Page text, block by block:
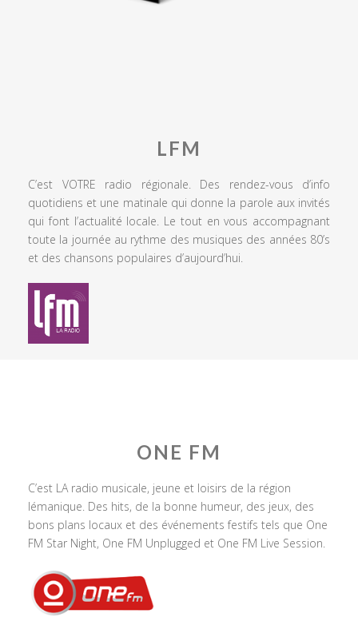
LFM
C’est VOTRE radio régionale. Des rendez-vous d’info
quotidiens et une matinale qui donne la parole aux invités
qui font l’actualité locale. Le tout en vous accompagnant
toute la journée au rythme des musiques des années 80’s
et des chansons populaires d’aujourd’hui.
ONE FM
C’est LA radio musicale, jeune et loisirs de la région
lémanique. Des hits, de la bonne humeur, des jeux, des
bons plans locaux et des événements festifs tels que One
FM Star Night, One FM Unplugged et One FM Live Session.